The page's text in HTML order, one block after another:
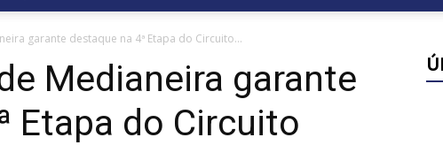
garante destaque na 4ª Etapa do Circuito...
Medianeira garante
Etapa do Circuito